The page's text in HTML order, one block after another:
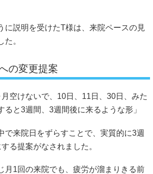
に説明を受けたT様は、来院ペースの見
。
の変更提案
月空けないで、10日、11日、30日、みた
ると3週間、3週間後に来るような形」
で来院日をずらすことで、実質的に3週
る提案がなされました。
月1回の来院でも、疲労が溜まりきる前